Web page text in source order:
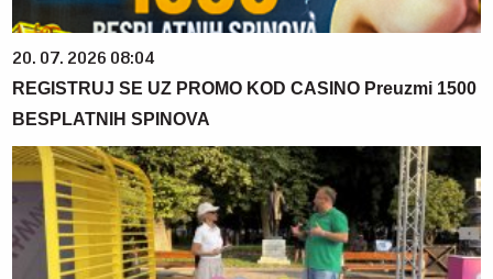
20. 07. 2026 08:04
REGISTRUJ SE UZ PROMO KOD CASINO Preuzmi 1500
BESPLATNIH SPINOVA